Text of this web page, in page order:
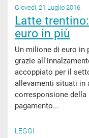
Giovedì, 21 Luglio 2016
Latte
euro in più
Un milione di euro in
grazie
accoppiato per il
allevamenti situati in
corresponsione della
pagamento...
LEGGI